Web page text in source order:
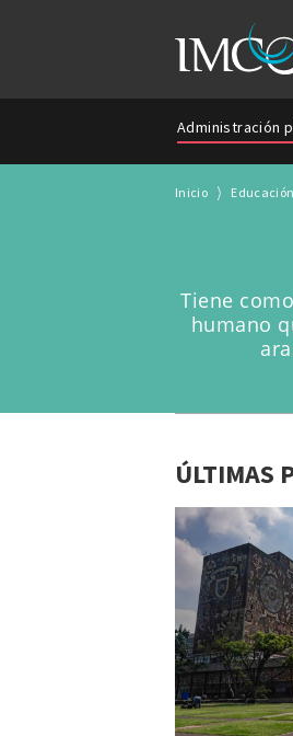
Administración
Inicio Educación
Tiene
humano
ÚLTIMAS